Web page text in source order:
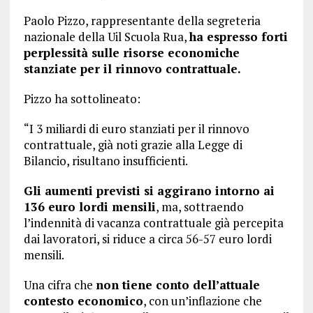
Paolo Pizzo, rappresentante della segreteria
nazionale della Uil Scuola Rua,ha espresso forti
perplessità sulle risorse economiche
stanziate per il rinnovo contrattuale.
Pizzo ha sottolineato:
“I 3 miliardi di euro stanziati per il rinnovo
contrattuale, già noti grazie alla Legge di
Bilancio, risultano insufficienti.
Gli aumenti previsti si aggirano intorno ai
136 euro lordi mensili, ma, sottraendo
l’indennità di vacanza contrattuale già percepita
dai lavoratori, si riduce a circa 56-57 euro lordi
mensili.
Una cifra che non tiene conto dell’attuale
contesto economico, con un’inflazione che